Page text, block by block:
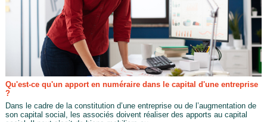
Qu'est-ce qu'un apport en numéraire dans le capital d'une entreprise
?
Dans le cadre de la constitution d’une entreprise ou de l’augmentation de
son capital social, les associés doivent réaliser des apports au capital